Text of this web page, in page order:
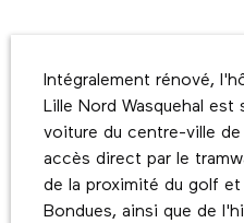
Intégralement rénové,
Lille Nord Wasquehal
voiture du centre-ville
accès direct par le
de la proximité du golf
Bondues, ainsi que de